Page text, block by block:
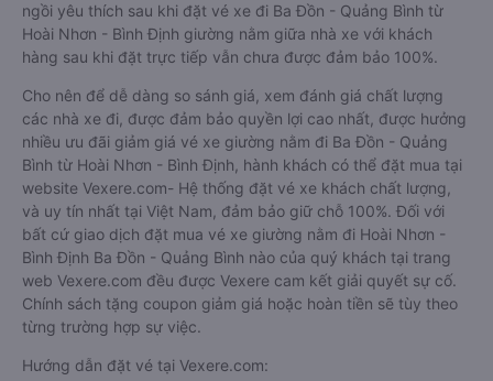
ngồi yêu thích sau khi đặt vé xe đi Ba Đồn - Quảng Bình từ
Hoài Nhơn - Bình Định giường nằm giữa nhà xe với khách
hàng sau khi đặt trực tiếp vẫn chưa được đảm bảo 100%.
Cho nên để dễ dàng so sánh giá, xem đánh giá chất lượng
các nhà xe đi, được đảm bảo quyền lợi cao nhất, được hưởng
nhiều ưu đãi giảm giá vé xe giường nằm đi Ba Đồn - Quảng
Bình từ Hoài Nhơn - Bình Định, hành khách có thể đặt mua tại
website Vexere.com- Hệ thống đặt vé xe khách chất lượng,
và uy tín nhất tại Việt Nam, đảm bảo giữ chỗ 100%. Đối với
bất cứ giao dịch đặt mua vé xe giường nằm đi Hoài Nhơn -
Bình Định Ba Đồn - Quảng Bình nào của quý khách tại trang
web Vexere.com đều được Vexere cam kết giải quyết sự cố.
Chính sách tặng coupon giảm giá hoặc hoàn tiền sẽ tùy theo
từng trường hợp sự việc.
Hướng dẫn đặt vé tại Vexere.com: